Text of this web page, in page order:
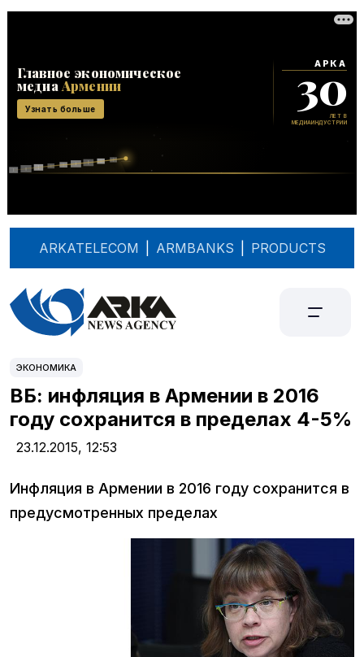
ARKATELECOM ARMBANKS PRODUCTS
ЭКОНОМИКА
ВБ: инфляция в Армении в 2016
году сохранится в пределах 4-5%
23.12.2015, 12:53
Инфляция в Армении в 2016 году сохранится в
предусмотренных пределах